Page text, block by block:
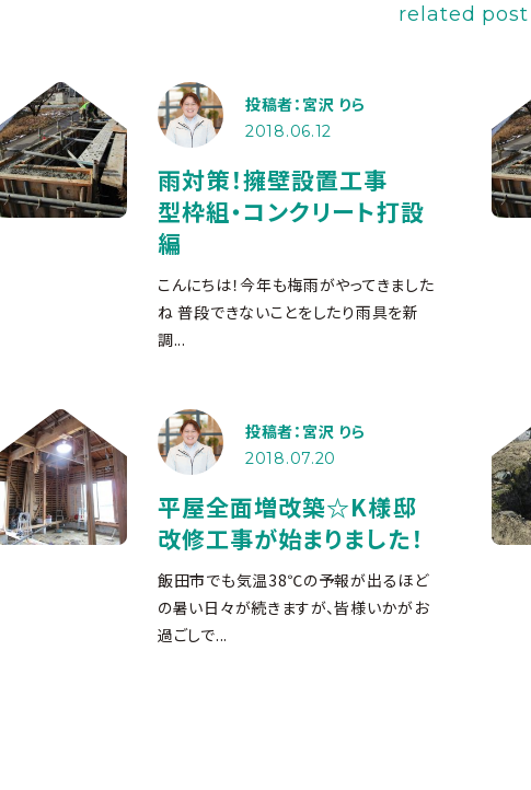
related post
投稿者：宮沢 りら
2018.06.12
雨対策！擁壁設置工事
型枠組・コンクリート打設
編
こんにちは！今年も梅雨がやってきました
ね 普段できないことをしたり雨具を新
調...
投稿者：宮沢 りら
2018.07.20
平屋全面増改築☆K様邸
改修工事が始まりました！
飯田市でも気温38℃の予報が出るほど
の暑い日々が続きますが、皆様いかがお
過ごしで...